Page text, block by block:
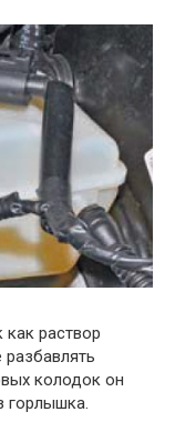
как раствор
колодок он
горлышка.